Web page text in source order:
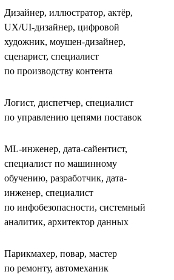
Дизайнер, иллюстратор, актёр,
UX/UI-дизайнер, цифровой
художник, моушен-дизайнер,
сценарист, специалист
по производству контента
Логист, диспетчер, специалист
по управлению цепями поставок
ML-инженер, дата-сайентист,
специалист по машинному
обучению, разработчик, дата-
инженер, специалист
по инфобезопасности, системный
аналитик, архитектор данных
Парикмахер, повар, мастер
по ремонту, автомеханик